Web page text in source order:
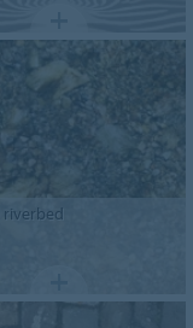
riverbed